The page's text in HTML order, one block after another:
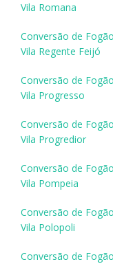
Vila Romana
Conversão de
Vila Regente Feijó
Conversão de
Vila Progresso
Conversão de
Vila Progredior
Conversão de
Vila Pompeia
Conversão de
Vila Polopoli
Conversão de